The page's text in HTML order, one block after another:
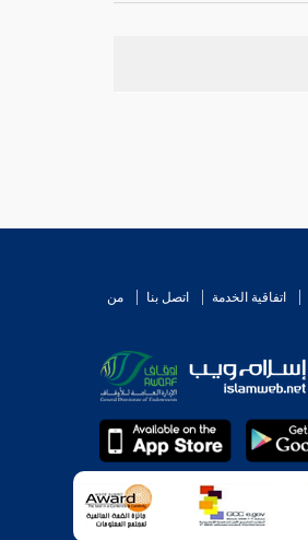
اتفاقية الخدمة اتصل بنا
من